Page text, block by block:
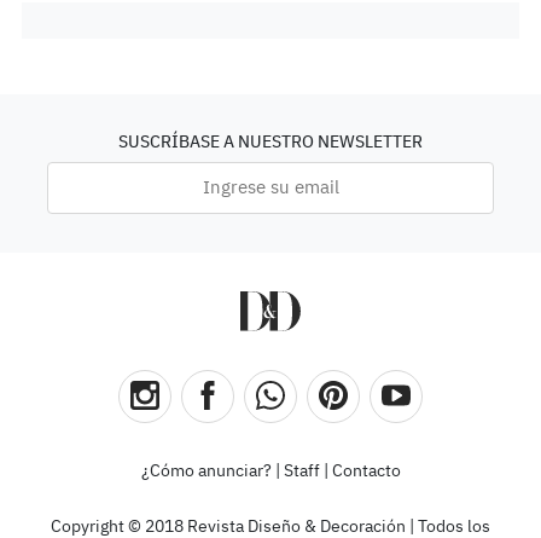
SUSCRÍBASE A NUESTRO NEWSLETTER
¿Cómo anunciar? Staff| Contacto
Copyright © 2018 Revista Diseño & Decoración | Todos los